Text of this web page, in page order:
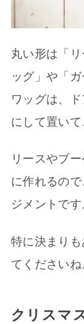
丸い形は「
ッグ」や「
ワッグは、
にして置い
リースやブ
に作れるの
ジメントです
特に決まり
てくださいね
クリスマ